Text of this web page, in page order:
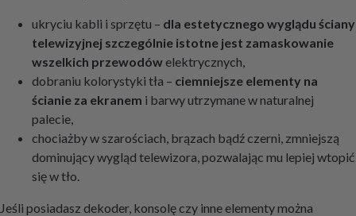
ukryciu kabli i sprzętu – dla estetycznego wyglądu ściany
telewizyjnej szczególnie istotne jest zamaskowanie
wszelkich przewodówelektrycznych,
dobraniu kolorystyki tła – ciemniejsze elementy na
ścianie za ekranem i barwy utrzymane w naturalnej
palecie,
chociażby w szarościach, brązach bądź czerni, zmniejszą
dominujący wygląd telewizora, pozwalając mu lepiej wtopić
się w tło.
Jeśli posiadasz dekoder, konsolę czy inne elementy można